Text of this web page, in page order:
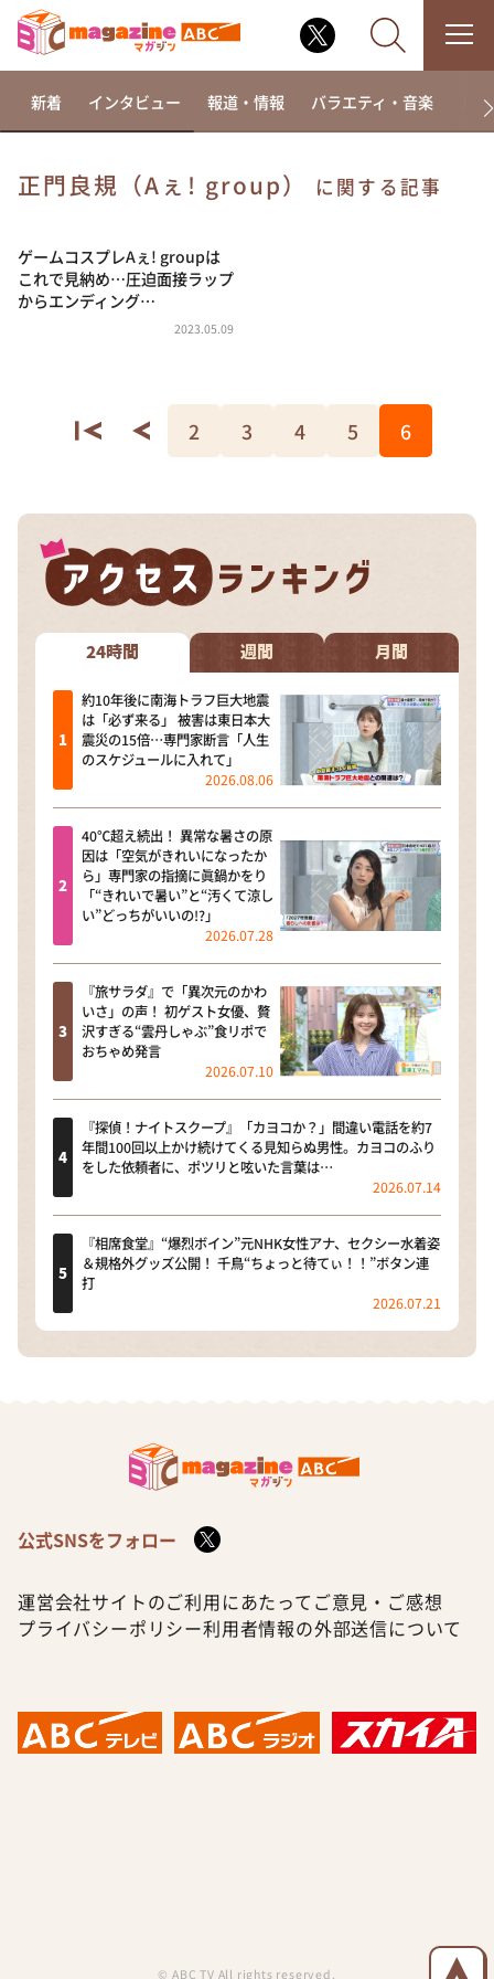
相席食堂
これ余談なんですけど・・・
～人生密着トークバラエティ！～ やすとものいたっ
news おかえり
河合＆A.B.C-Z塚田×福井アナ「なんでやねん！？」
（news おかえり）
朝だ！生です旅サラダ
ＬＩＦＥ～夢のカタチ～
新婚さんいらっしゃい！
ポツンと一軒家
ザキ山小屋本館
ぺこぱのまるスポ
アナ回覧板
新着 インタビュー 報道・情報 バラエティ・音楽 ド
正門良規（Aぇ! group） に関する記事
ゲームコスプレAぇ! groupは
これで見納め…圧迫面接ラップ
からエンディング…
2023.05.09
2 3 4 5 6
24時間 週間 月間
約10年後に南海トラフ巨大地震
は「必ず来る」 被害は東日本大
震災の15倍…専門家断言「人生
のスケジュールに入れて」
2026.08.06
40℃超え続出！ 異常な暑さの原
因は「空気がきれいになったか
ら」専門家の指摘に眞鍋かをり
「“きれいで暑い”と“汚くて涼し
い”どっちがいいの!?」
2026.07.28
『旅サラダ』で「異次元のかわ
いさ」の声！ 初ゲスト女優、贅
沢すぎる“雲丹しゃぶ”食リポで
おちゃめ発言
2026.07.10
『探偵！ナイトスクープ』「カヨコか？」間違い電話を約7
年間100回以上かけ続けてくる見知らぬ男性。カヨコのふり
をした依頼者に、ポツリと呟いた言葉は…
2026.07.14
『相席食堂』“爆烈ボイン”元NHK女性アナ、セクシー水着姿
＆規格外グッズ公開！ 千鳥“ちょっと待てぃ！！”ボタン連
打
2026.07.21
公式SNSをフォロー
運営会社サイトのご利用にあたって ご意見・ご感想
プライバシーポリシー利用者情報の外部送信について
© ABC TV All rights reserved.